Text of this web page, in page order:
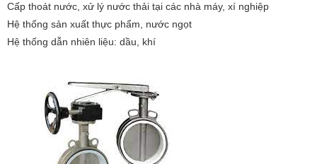
Cấp thoát nước, xử lý nước thải tại các nhà máy, xí nghiệp
Hệ thống sản xuất thực phẩm, nước ngọt
Hệ thống dẫn nhiên liệu: dầu, khí